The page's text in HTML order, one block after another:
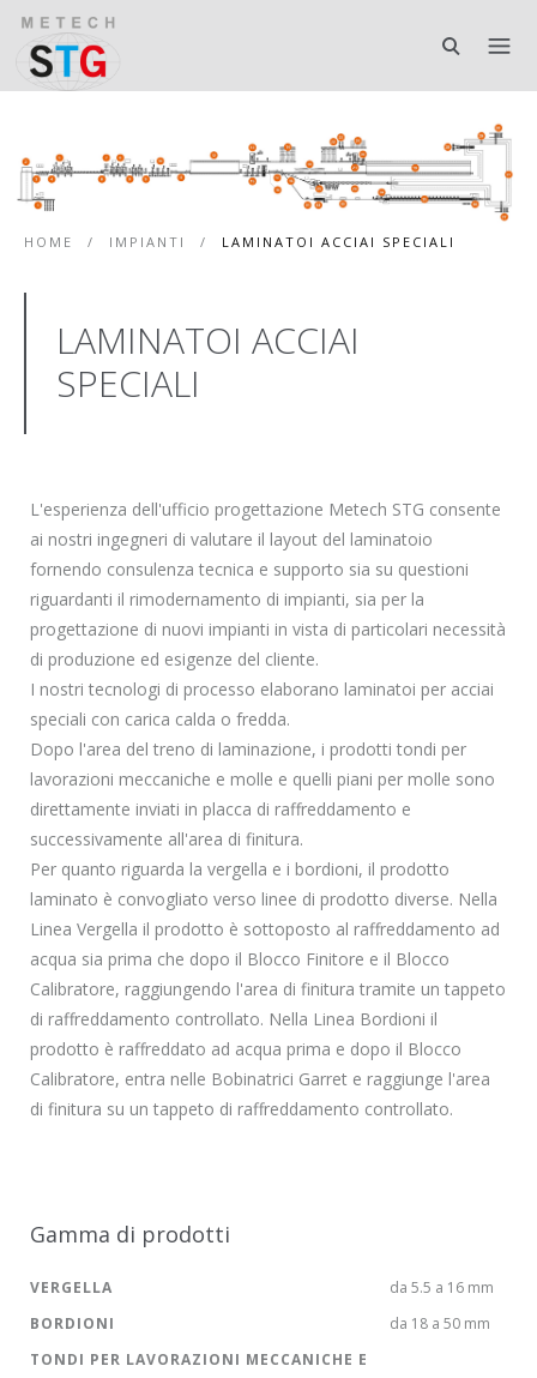
HOME / IMPIANTI / LAMINATOI ACCIAI SPECIALI
LAMINATOI ACCIAI
SPECIALI
L'esperienza dell'ufficio progettazione Metech STG consente
ai nostri ingegneri di valutare il layout del laminatoio
fornendo consulenza tecnica e supporto sia su questioni
riguardanti il rimodernamento di impianti, sia per la
progettazione di nuovi impianti in vista di particolari necessità
di produzione ed esigenze del cliente.
I nostri tecnologi di processo elaborano laminatoi per acciai
speciali con carica calda o fredda.
Dopo l'area del treno di laminazione, i prodotti tondi per
lavorazioni meccaniche e molle e quelli piani per molle sono
direttamente inviati in placca di raffreddamento e
successivamente all'area di finitura.
Per quanto riguarda la vergella e i bordioni, il prodotto
laminato è convogliato verso linee di prodotto diverse. Nella
Linea Vergella il prodotto è sottoposto al raffreddamento ad
acqua sia prima che dopo il Blocco Finitore e il Blocco
Calibratore, raggiungendo l'area di finitura tramite un tappeto
di raffreddamento controllato. Nella Linea Bordioni il
prodotto è raffreddato ad acqua prima e dopo il Blocco
Calibratore, entra nelle Bobinatrici Garret e raggiunge l'area
di finitura su un tappeto di raffreddamento controllato.
Gamma di prodotti
VERGELLA
da 5.5 a 16 mm
BORDIONI
da 18 a 50 mm
TONDI PER LAVORAZIONI MECCANICHE E